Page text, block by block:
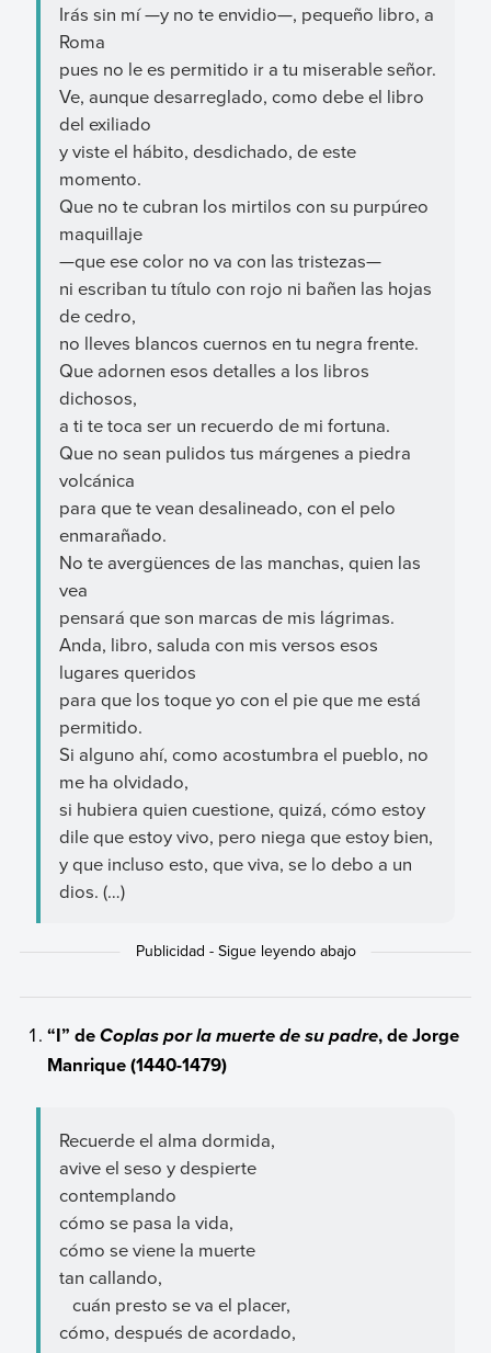
Irás sin mí —y no te envidio—, pequeño libro, a
Roma
pues no le es permitido ir a tu miserable señor.
Ve, aunque desarreglado, como debe el libro
del exiliado
y viste el hábito, desdichado, de este
momento.
Que no te cubran los mirtilos con su purpúreo
maquillaje
—que ese color no va con las tristezas—
ni escriban tu título con rojo ni bañen las hojas
de cedro,
no lleves blancos cuernos en tu negra frente.
Que adornen esos detalles a los libros
dichosos,
a ti te toca ser un recuerdo de mi fortuna.
Que no sean pulidos tus márgenes a piedra
volcánica
para que te vean desalineado, con el pelo
enmarañado.
No te avergüences de las manchas, quien las
vea
pensará que son marcas de mis lágrimas.
Anda, libro, saluda con mis versos esos
lugares queridos
para que los toque yo con el pie que me está
permitido.
Si alguno ahí, como acostumbra el pueblo, no
me ha olvidado,
si hubiera quien cuestione, quizá, cómo estoy
dile que estoy vivo, pero niega que estoy bien,
y que incluso esto, que viva, se lo debo a un
dios. (…)
“I” deCoplas por la muerte de su padre, de Jorge
Manrique (1440-1479)
Recuerde el alma dormida,
avive el seso y despierte
contemplando
cómo se pasa la vida,
cómo se viene la muerte
tan callando,
cuán presto se va el placer,
cómo, después de acordado,